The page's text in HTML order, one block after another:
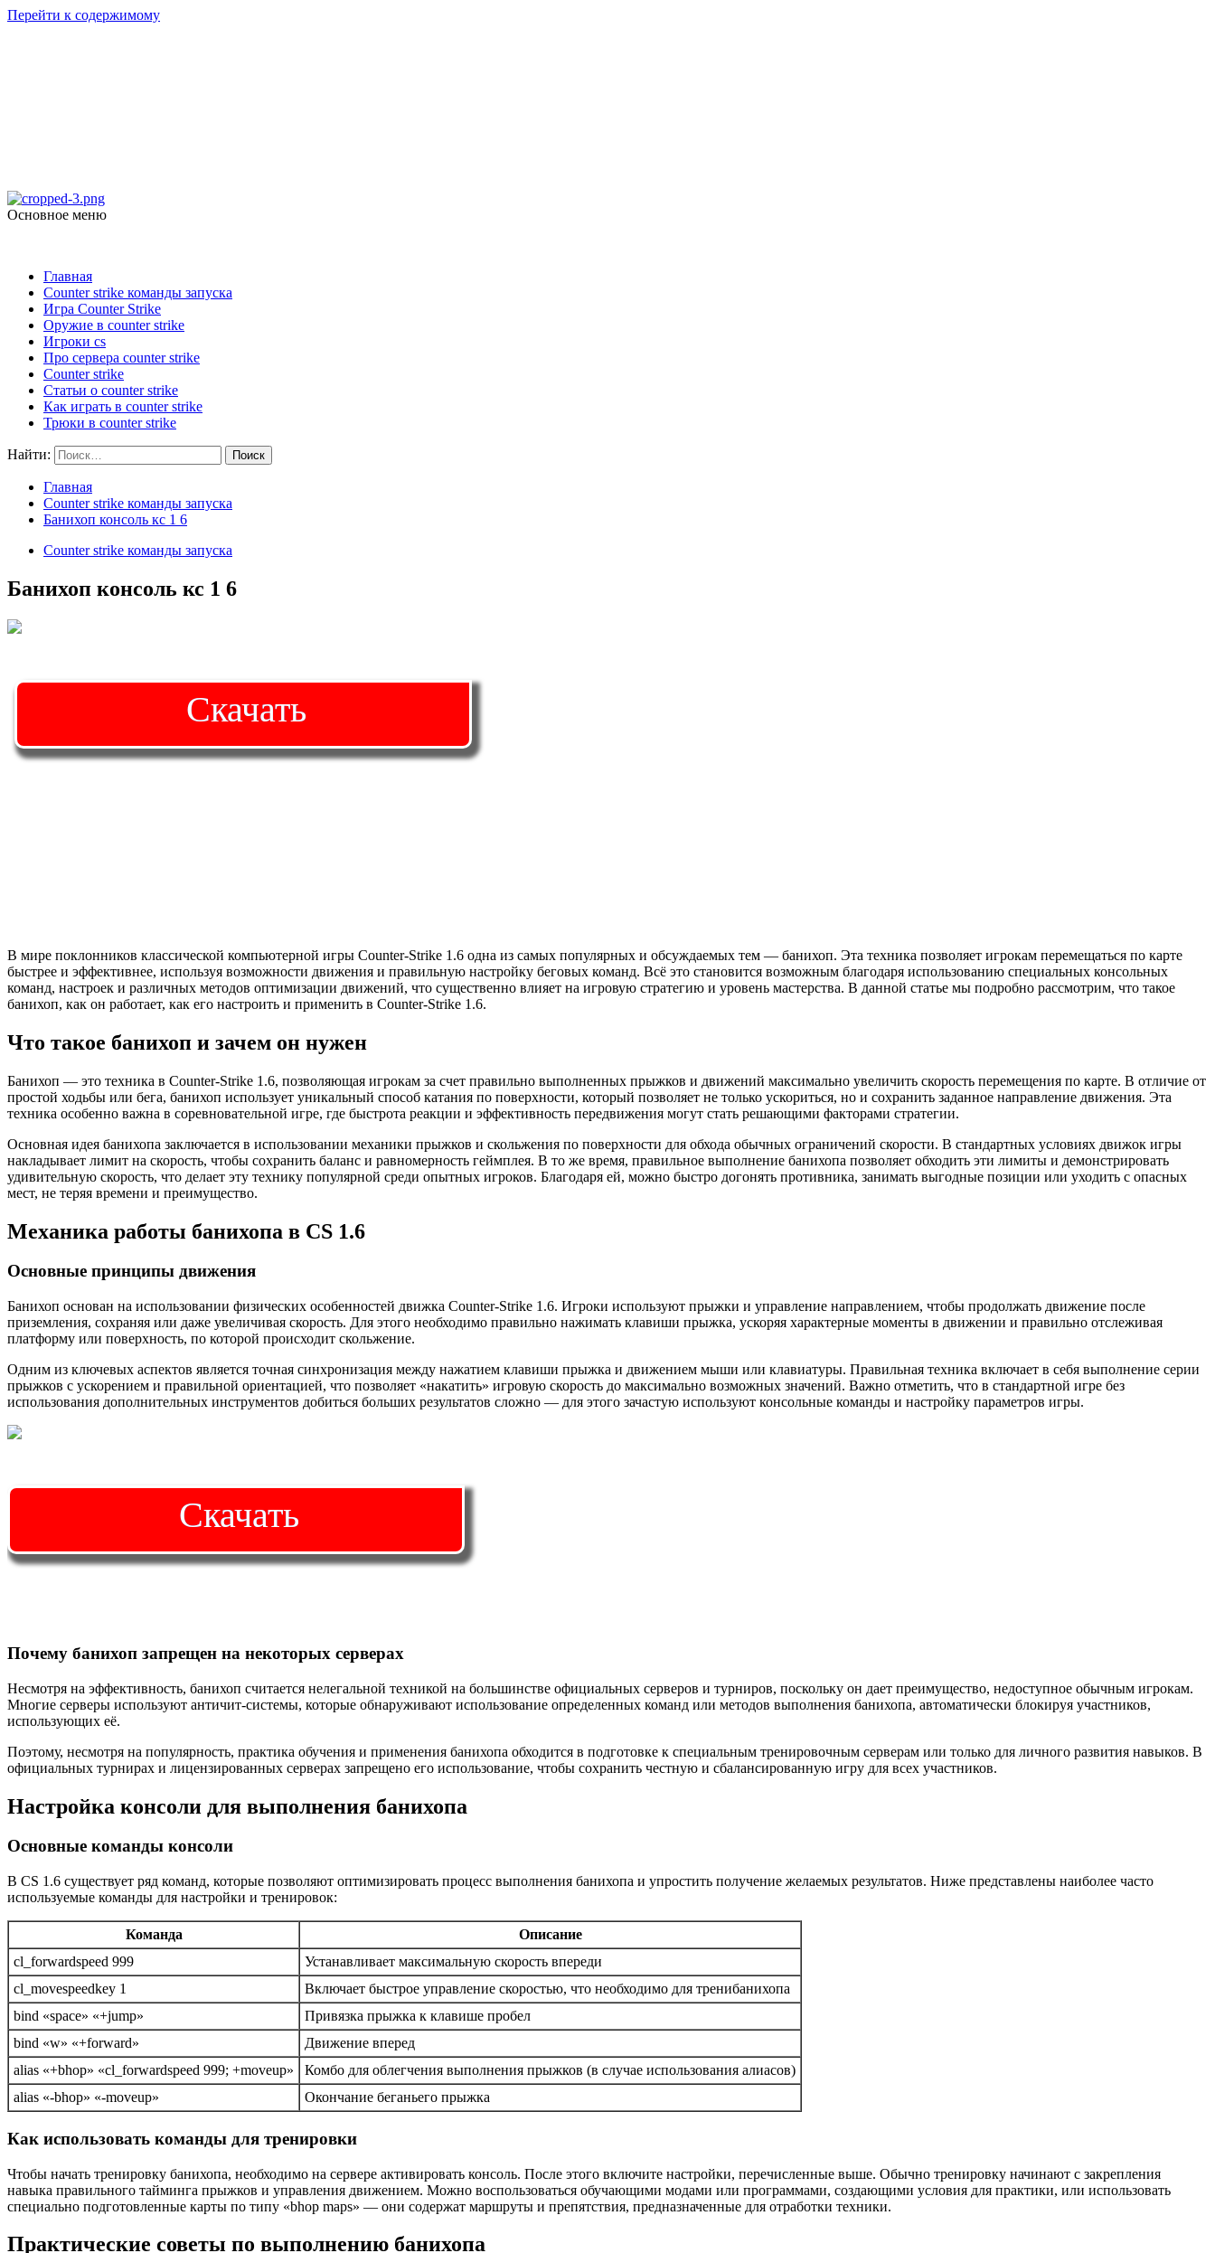
Перейти к содержимому
Основное меню
Главная
Counter strike команды запуска
Игра Counter Strike
Оружие в counter strike
Игроки cs
Про сервера counter strike
Counter strike
Статьи о counter strike
Как играть в counter strike
Трюки в counter strike
Найти:
Главная
Counter strike команды запуска
Банихоп консоль кс 1 6
Counter strike команды запуска
Банихоп консоль кс 1 6
Скачать
В мире поклонников классической компьютерной игры Counter-Strike 1.6 одна из самых популярных и обсуждаемых тем — банихоп. Эта техника позволяет игрокам перемещаться по карте
быстрее и эффективнее, используя возможности движения и правильную настройку беговых команд. Всё это становится возможным благодаря использованию специальных консольных
команд, настроек и различных методов оптимизации движений, что существенно влияет на игровую стратегию и уровень мастерства. В данной статье мы подробно рассмотрим, что такое
банихоп, как он работает, как его настроить и применить в Counter-Strike 1.6.
Что такое банихоп и зачем он нужен
Банихоп — это техника в Counter-Strike 1.6, позволяющая игрокам за счет правильно выполненных прыжков и движений максимально увеличить скорость перемещения по карте. В отличие от
простой ходьбы или бега, банихоп использует уникальный способ катания по поверхности, который позволяет не только ускориться, но и сохранить заданное направление движения. Эта
техника особенно важна в соревновательной игре, где быстрота реакции и эффективность передвижения могут стать решающими факторами стратегии.
Основная идея банихопа заключается в использовании механики прыжков и скольжения по поверхности для обхода обычных ограничений скорости. В стандартных условиях движок игры
накладывает лимит на скорость, чтобы сохранить баланс и равномерность геймплея. В то же время, правильное выполнение банихопа позволяет обходить эти лимиты и демонстрировать
удивительную скорость, что делает эту технику популярной среди опытных игроков. Благодаря ей, можно быстро догонять противника, занимать выгодные позиции или уходить с опасных
мест, не теряя времени и преимущество.
Механика работы банихопа в CS 1.6
Основные принципы движения
Банихоп основан на использовании физических особенностей движка Counter-Strike 1.6. Игроки используют прыжки и управление направлением, чтобы продолжать движение после
приземления, сохраняя или даже увеличивая скорость. Для этого необходимо правильно нажимать клавиши прыжка, ускоряя характерные моменты в движении и правильно отслеживая
платформу или поверхность, по которой происходит скольжение.
Одним из ключевых аспектов является точная синхронизация между нажатием клавиши прыжка и движением мыши или клавиатуры. Правильная техника включает в себя выполнение серии
прыжков с ускорением и правильной ориентацией, что позволяет «накатить» игровую скорость до максимально возможных значений. Важно отметить, что в стандартной игре без
использования дополнительных инструментов добиться больших результатов сложно — для этого зачастую используют консольные команды и настройку параметров игры.
Скачать
Почему банихоп запрещен на некоторых серверах
Несмотря на эффективность, банихоп считается нелегальной техникой на большинстве официальных серверов и турниров, поскольку он дает преимущество, недоступное обычным игрокам.
Многие серверы используют античит-системы, которые обнаруживают использование определенных команд или методов выполнения банихопа, автоматически блокируя участников,
использующих её.
Поэтому, несмотря на популярность, практика обучения и применения банихопа обходится в подготовке к специальным тренировочным серверам или только для личного развития навыков. В
официальных турнирах и лицензированных серверах запрещено его использование, чтобы сохранить честную и сбалансированную игру для всех участников.
Настройка консоли для выполнения банихопа
Основные команды консоли
В CS 1.6 существует ряд команд, которые позволяют оптимизировать процесс выполнения банихопа и упростить получение желаемых результатов. Ниже представлены наиболее часто
используемые команды для настройки и тренировок:
Команда
Описание
cl_forwardspeed 999
Устанавливает максимальную скорость впереди
cl_movespeedkey 1
Включает быстрое управление скоростью, что необходимо для тренибанихопа
bind «space» «+jump»
Привязка прыжка к клавише пробел
bind «w» «+forward»
Движение вперед
alias «+bhop» «cl_forwardspeed 999; +moveup»
Комбо для облегчения выполнения прыжков (в случае использования алиасов)
alias «-bhop» «-moveup»
Окончание беганьего прыжка
Как использовать команды для тренировки
Чтобы начать тренировку банихопа, необходимо на сервере активировать консоль. После этого включите настройки, перечисленные выше. Обычно тренировку начинают с закрепления
навыка правильного тайминга прыжков и управления движением. Можно воспользоваться обучающими модами или программами, создающими условия для практики, или использовать
специально подготовленные карты по типу «bhop maps» — они содержат маршруты и препятствия, предназначенные для отработки техники.
Практические советы по выполнению банихопа